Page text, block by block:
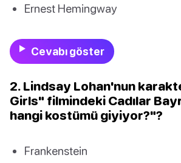
Ernest Hemingway
Cevabı göster
2. Lindsay Lohan'nun
Girls" filmindeki Cadılar
hangi kostümü giyiyor?"?
Frankenstein